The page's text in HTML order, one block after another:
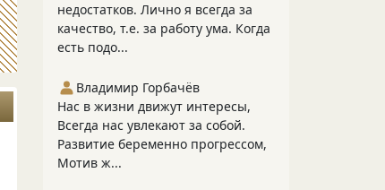
недостатков. Лично я всегда за
качество, т.е. за работу ума. Когда
есть подо...
Владимир Горбачёв
Нас в жизни движут интересы,
Всегда нас увлекают за собой.
Развитие беременно прогрессом,
Мотив ж...